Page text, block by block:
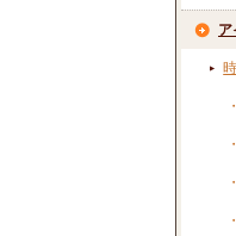
ア
・
・
・
・